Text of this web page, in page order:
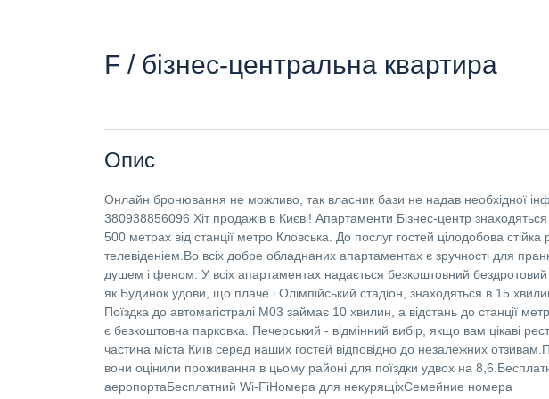
F / бізнес-центральна квартира
Опис
Онлайн бронювання не можливо, так власник бази не надав необхідної
380938856096 Хіт продажів в Києві! Апартаменти Бізнес-центр
500 метрах від станції метро Кловська. До послуг гостей цілодобова
телевіденіем.Во всіх добре обладнаних апартаментах є зручності для
душем і феном. У всіх апартаментах надається безкоштовний бездротовий
як Будинок удови, що плаче і Олімпійський стадіон, знаходяться в 15
Поїздка до автомагістралі M03 займає 10 хвилин, а відстань до станції
є безкоштовна парковка. Печерський - відмінний вибір, якщо вам цікаві
частина міста Київ серед наших гостей відповідно до незалежних
вони оцінили проживання в цьому районі для поїздки удвох на
аеропортаБесплатний Wi-FiНомера для некурящіхСемейние номера